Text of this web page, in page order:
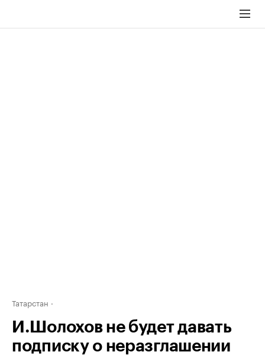
Татарстан
И.Шолохов не будет давать
подписку о неразглашении